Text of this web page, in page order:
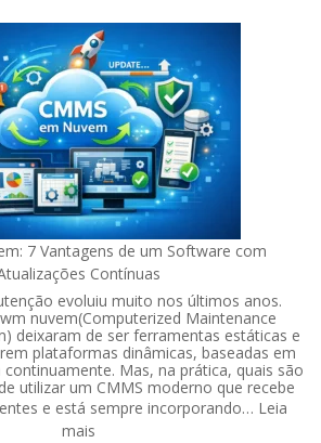
7 Vantagens de um Software com
Contínuas
evoluiu muito nos últimos anos.
nuvem(Computerized Maintenance
deixaram de ser ferramentas estáticas e
plataformas dinâmicas, baseadas em
Mas, na prática, quais são
utilizar um CMMS moderno que recebe
e está sempre incorporando… Leia
mais: